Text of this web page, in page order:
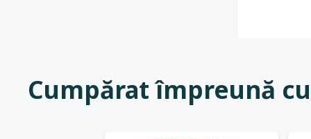
Cumpărat împreună